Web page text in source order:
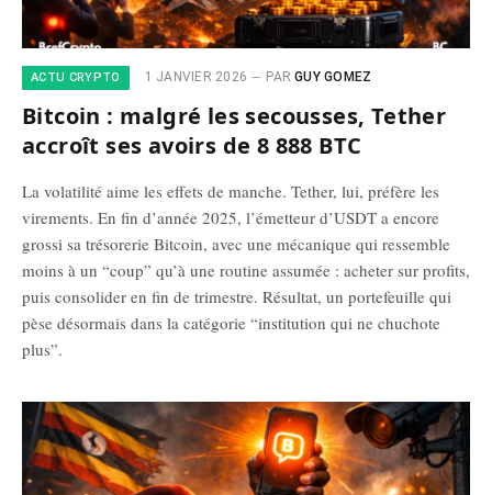
ACTU CRYPTO 1 JANVIER 2026 PAR GUY GOMEZ
Bitcoin : malgré les secousses, Tether
accroît ses avoirs de 8 888 BTC
La volatilité aime les effets de manche. Tether, lui, préfère les
virements. En fin d’année 2025, l’émetteur d’USDT a encore
grossi sa trésorerie Bitcoin, avec une mécanique qui ressemble
moins à un “coup” qu’à une routine assumée : acheter sur profits,
puis consolider en fin de trimestre. Résultat, un portefeuille qui
pèse désormais dans la catégorie “institution qui ne chuchote
plus”.